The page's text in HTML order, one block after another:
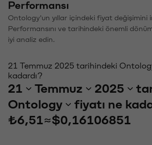
Performansı
Ontology'un yıllar içindeki fiyat değişimini
Performansını ve tarihindeki önemli
iyi analiz edin.
21 Temmuz 2025 tarihindeki
kadardı?
21 Temmuz 2025
Ontology
fiyatı ne
₺6,51≈$0,16106851